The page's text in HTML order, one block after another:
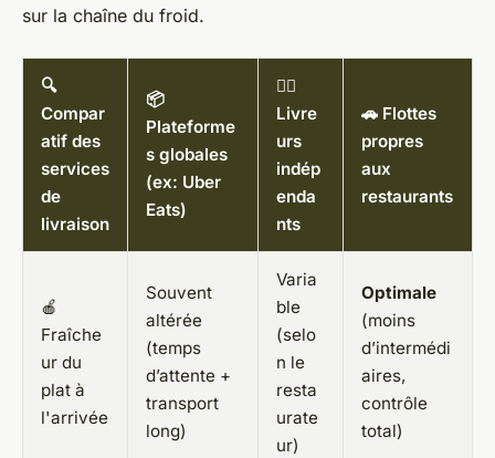
sur la chaîne du froid.
🔍
Compar
atif des
services
de
livraison
📦
Plateforme
s globales
(ex: Uber
Eats)
🚴‍♂️
Livre
urs
indép
enda
nts
🚗 Flottes
propres
aux
restaurants
🍎
Fraîche
ur du
plat à
l'arrivée
Souvent
altérée
(temps
d’attente +
transport
long)
Varia
ble
(selo
n le
resta
urate
ur)
Optimale
(moins
d’intermédi
aires,
contrôle
total)